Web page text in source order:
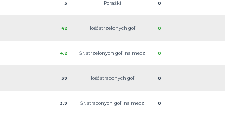
5 Porażki 0
42 Ilość strzelonych goli 0
4.2 Śr. strzelonych goli na mecz 0
39 Ilość straconych goli 0
3.9 Śr. straconych goli na mecz 0